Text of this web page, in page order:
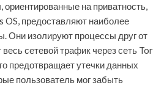
на приватность,
OS, предоставляют наиболее
Они изолируют процессы друг от
сетевой трафик через сеть Tor
предотвращает утечки данных
пользователь мог забыть